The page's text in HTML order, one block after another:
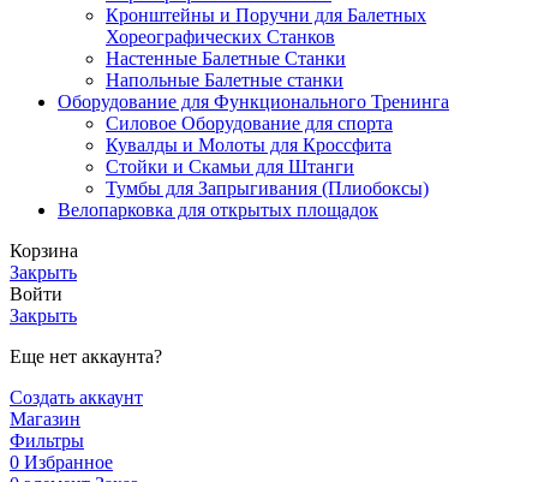
Кронштейны и Поручни для Балетных
Хореографических Станков
Настенные Балетные Станки
Напольные Балетные станки
Оборудование для Функционального Тренинга
Силовое Оборудование для спорта
Кувалды и Молоты для Кроссфита
Стойки и Скамьи для Штанги
Тумбы для Запрыгивания (Плиобоксы)
Велопарковка для открытых площадок
Корзина
Закрыть
Войти
Закрыть
Еще нет аккаунта?
Создать аккаунт
Магазин
Фильтры
0 Избранное